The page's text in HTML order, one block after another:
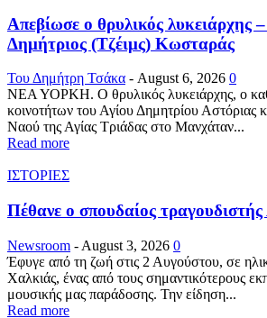
Απεβίωσε ο θρυλικός λυκειάρχης
Δημήτριος (Τζέιμς) Κωσταράς
Του Δημήτρη Τσάκα - August 6, 2026 0
ΝΕΑ ΥΟΡΚΗ. Ο θρυλικός λυκειάρχης, ο
κοινοτήτων του Αγίου Δημητρίου Αστόριας
Ναού της Αγίας Τριάδας στο Μανχάταν...
Read more
ΙΣΤΟΡΙΕΣ
Πέθανε ο σπουδαίος
Newsroom - August 3, 2026 0
Έφυγε από τη ζωή στις 2 Αυγούστου, σε
Χαλκιάς, ένας από τους σημαντικότερους
μουσικής μας παράδοσης. Την είδηση...
Read more